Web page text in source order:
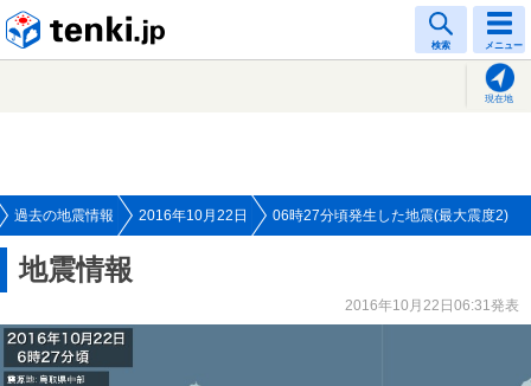
検索 メニュー
現在地
過去の地震情報 2016年10月22日 06時27分頃発生した地震(最大震度2)
地震情報
2016年10月22日06:31発表